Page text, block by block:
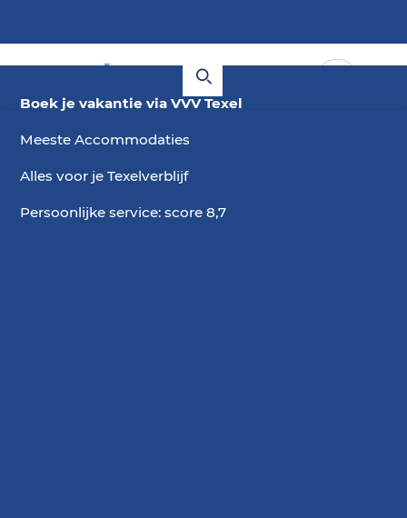
Boek je vakantie via VVV Texel
Meeste Accommodaties
Alles voor je Texelverblijf
Persoonlijke service: score 8,7